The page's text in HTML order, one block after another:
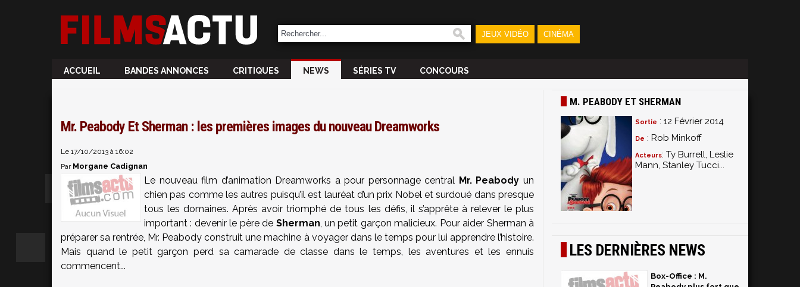
JEUX VIDÉO CINÉMA
ACCUEIL BANDES ANNONCES CRITIQUES NEWS SÉRIES TV CONCOURS
Mr. Peabody Et Sherman : les premières images du nouveau Dreamworks
Le 17/10/2013 à 16:02
Par Morgane Cadignan
Le nouveau film d’animation Dreamworks a pour personnage central Mr. Peabody un
chien pas comme les autres puisqu’il est lauréat d’un prix Nobel et surdoué dans presque
tous les domaines. Après avoir triomphé de tous les défis, il s’apprête à relever le plus
important : devenir le père de Sherman, un petit garçon malicieux. Pour aider Sherman à
préparer sa rentrée, Mr. Peabody construit une machine à voyager dans le temps pour lui apprendre l’histoire.
Mais quand le petit garçon perd sa camarade de classe dans le temps, les aventures et les ennuis
commencent...
M. PEABODY ET SHERMAN
Sortie : 12 Février 2014
De : Rob Minkoff
Acteurs: Ty Burrell, Leslie
Mann, Stanley Tucci...
LES DERNIÈRES NEWS
Box-Office : M.